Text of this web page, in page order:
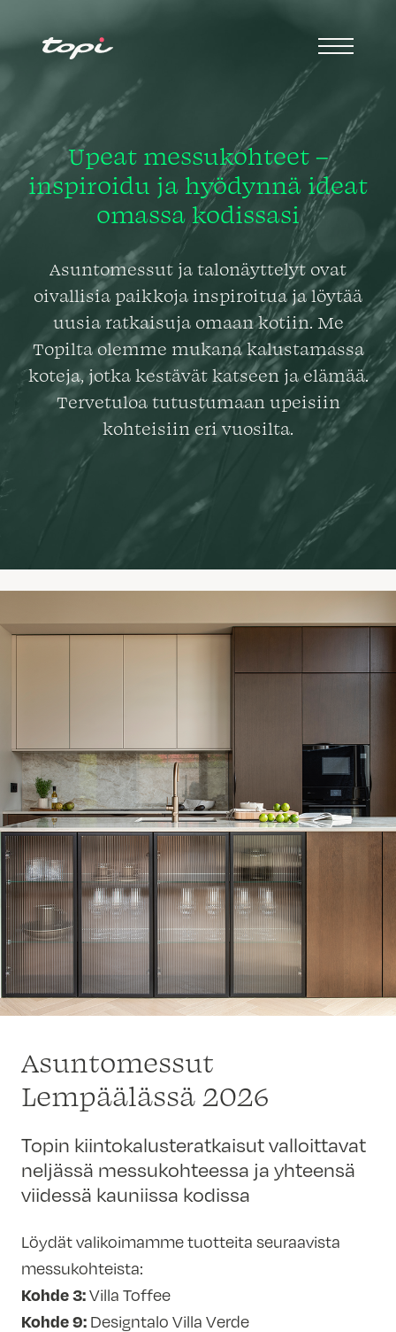
Upeat messukohteet –
inspiroidu ja hyödynnä ideat
omassa kodissasi
Asuntomessut ja talonäyttelyt ovat
oivallisia paikkoja inspiroitua ja löytää
uusia ratkaisuja omaan kotiin. Me
Topilta olemme mukana kalustamassa
koteja, jotka kestävät katseen ja elämää.
Tervetuloa tutustumaan upeisiin
kohteisiin eri vuosilta.
Asuntomessut
Lempäälässä 2026
Topin kiintokalusteratkaisut valloittavat
neljässä messukohteessa ja yhteensä
viidessä kauniissa kodissa
Löydät valikoimamme tuotteita seuraavista
messukohteista:
Kohde 3:Villa Toffee
Kohde 9: Designtalo Villa Verde